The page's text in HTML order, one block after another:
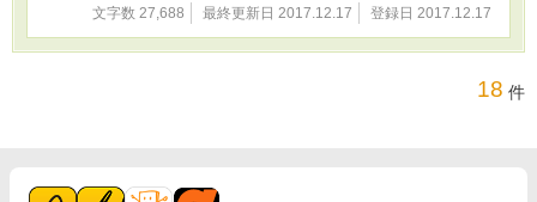
文字数 27,688 最終更新日 2017.12.17 登録日 2017.12.17
18 件